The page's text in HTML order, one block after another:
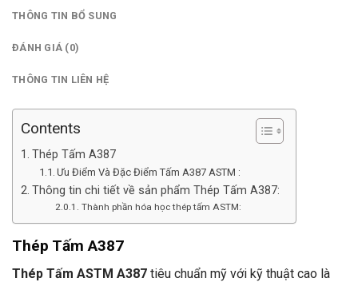
THÔNG TIN BỔ SUNG
ĐÁNH GIÁ (0)
THÔNG TIN LIÊN HỆ
Contents
Thép Tấm A387
Ưu Điểm Và Đặc Điểm Tấm A387 ASTM :
Thông tin chi tiết về sản phẩm Thép Tấm A387:
Thành phần hóa học thép tấm ASTM:
Thép Tấm A387
Thép Tấm ASTM A387 tiêu chuẩn mỹ với kỹ thuật cao là